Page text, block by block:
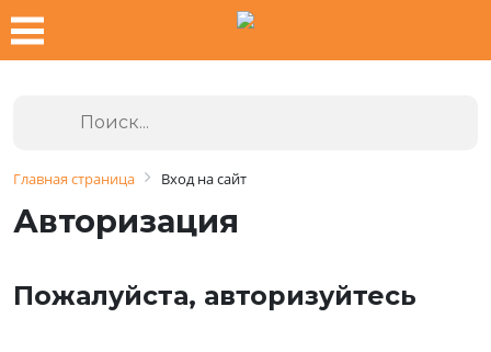
Главная страница Вход на сайт
Авторизация
Пожалуйста, авторизуйтесь